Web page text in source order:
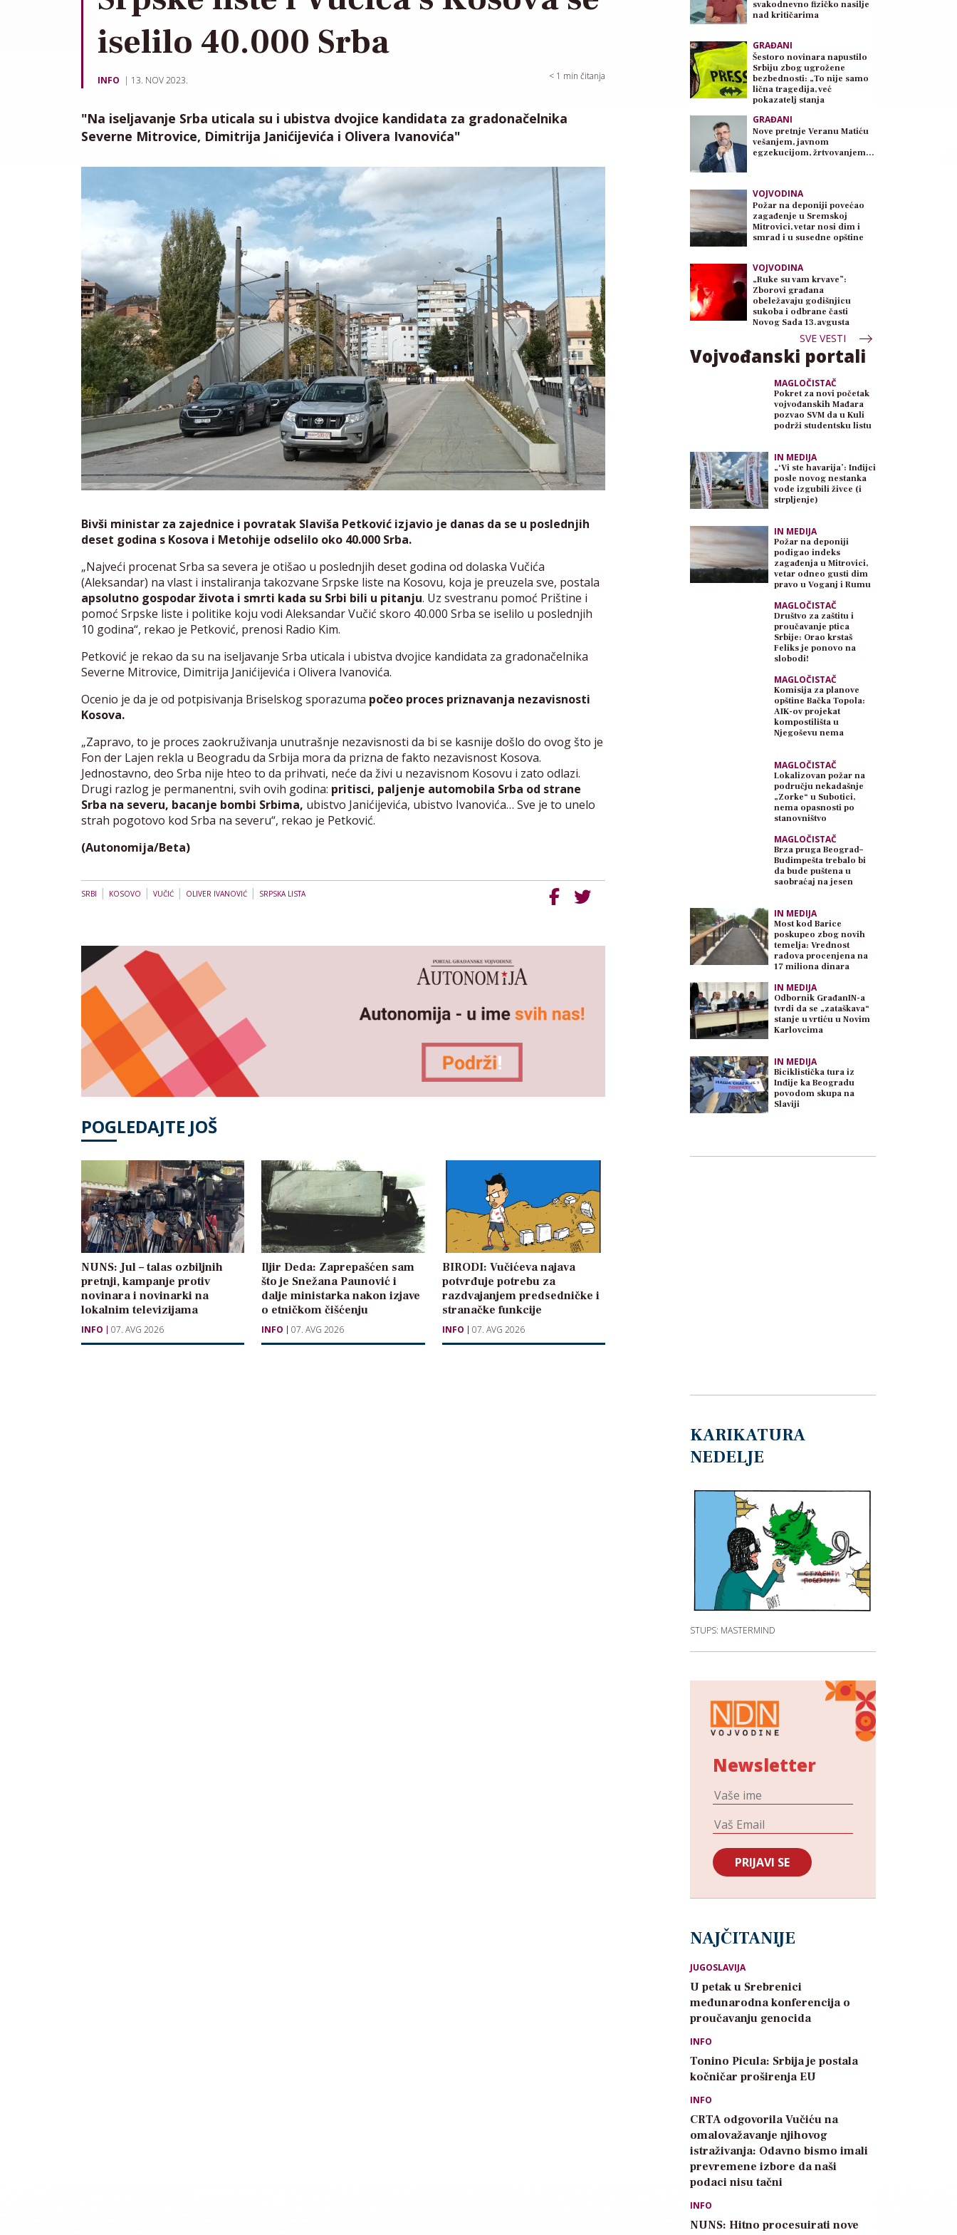
iselilo 40.000 Srba
INFO 13. NOV 2023. < 1 min čitanja
"Na iseljavanje Srba uticala su i ubistva dvojice kandidata za gradonačelnika
Severne Mitrovice, Dimitrija Janićijevića i Olivera Ivanovića"
Bivši ministar za zajednice i povratak Slaviša Petković izjavio je danas da se u poslednjih
deset godina s Kosova i Metohije odselilo oko 40.000 Srba.
„Najveći procenat Srba sa severa je otišao u poslednjih deset godina od dolaska Vučića
(Aleksandar) na vlast i instaliranja takozvane Srpske liste na Kosovu, koja je preuzela sve, postala
apsolutno gospodar života i smrti kada su Srbi bili u pitanju. Uz svestranu pomoć Prištine i
pomoć Srpske liste i politike koju vodi Aleksandar Vučić skoro 40.000 Srba se iselilo u poslednjih
10 godina“, rekao je Petković, prenosi Radio Kim.
Petković je rekao da su na iseljavanje Srba uticala i ubistva dvojice kandidata za gradonačelnika
Severne Mitrovice, Dimitrija Janićijevića i Olivera Ivanovića.
Ocenio je da je od potpisivanja Briselskog sporazuma počeo proces priznavanja nezavisnosti
Kosova.
„Zapravo, to je proces zaokruživanja unutrašnje nezavisnosti da bi se kasnije došlo do ovog što je
Fon der Lajen rekla u Beogradu da Srbija mora da prizna de fakto nezavisnost Kosova.
Jednostavno, deo Srba nije hteo to da prihvati, neće da živi u nezavisnom Kosovu i zato odlazi.
Drugi razlog je permanentni, svih ovih godina: pritisci, paljenje automobila Srba od strane
Srba na severu, bacanje bombi Srbima, ubistvo Janićijevića, ubistvo Ivanovića… Sve je to unelo
strah pogotovo kod Srba na severu“, rekao je Petković.
(Autonomija/Beta)
SRBI | KOSOVO | VUČIĆ | OLIVER IVANOVIĆ | SRPSKA LISTA
POGLEDAJTE JOŠ
NUNS: Jul – talas ozbiljnih
pretnji, kampanje protiv
novinara i novinarki na
lokalnim televizijama
INFO 07. AVG 2026
Iljir Deda: Zaprepašćen sam
što je Snežana Paunović i
dalje ministarka nakon izjave
o etničkom čišćenju
INFO 07. AVG 2026
BIRODI: Vučićeva najava
potvrđuje potrebu za
razdvajanjem predsedničke i
stranačke funkcije
INFO 07. AVG 2026
svakodnevno fizičko nasilje
nad kritičarima
GRAĐANI
Šestoro novinara napustilo
Srbiju zbog ugrožene
bezbednosti: „To nije samo
lična tragedija, već
pokazatelj stanja
GRAĐANI
Nove pretnje Veranu Matiću
vešanjem, javnom
egzekucijom, žrtvovanjem…
VOJVODINA
Požar na deponiji povećao
zagađenje u Sremskoj
Mitrovici, vetar nosi dim i
smrad i u susedne opštine
VOJVODINA
„Ruke su vam krvave”:
Zborovi građana
obeležavaju godišnjicu
sukoba i odbrane časti
Novog Sada 13.avgusta
SVE VESTI
Vojvođanski portali
MAGLOČISTAČ
Pokret za novi početak
vojvođanskih Mađara
pozvao SVM da u Kuli
podrži studentsku listu
IN MEDIJA
„‘Vi ste havarija’: Inđijci
posle novog nestanka
vode izgubili živce (i
strpljenje)
IN MEDIJA
Požar na deponiji
podigao indeks
zagađenja u Mitrovici,
vetar odneo gusti dim
pravo u Voganj i Rumu
MAGLOČISTAČ
Društvo za zaštitu i
proučavanje ptica
Srbije: Orao krstaš
Feliks je ponovo na
slobodi!
MAGLOČISTAČ
Komisija za planove
opštine Bačka Topola:
AIK-ov projekat
kompostilišta u
Njegoševu nema
MAGLOČISTAČ
Lokalizovan požar na
području nekadašnje
„Zorke“ u Subotici,
nema opasnosti po
stanovništvo
MAGLOČISTAČ
Brza pruga Beograd–
Budimpešta trebalo bi
da bude puštena u
saobraćaj na jesen
IN MEDIJA
Most kod Barice
poskupeo zbog novih
temelja: Vrednost
radova procenjena na
17 miliona dinara
IN MEDIJA
Odbornik GrađanIN-a
tvrdi da se „zataškava“
stanje u vrtiću u Novim
Karlovcima
IN MEDIJA
Biciklistička tura iz
Inđije ka Beogradu
povodom skupa na
Slaviji
KARIKATURA
NEDELJE
STUPS: MASTERMIND
Newsletter
NAJČITANIJE
JUGOSLAVIJA
U petak u Srebrenici
međunarodna konferencija o
proučavanju genocida
INFO
Tonino Picula: Srbija je postala
kočničar proširenja EU
INFO
CRTA odgovorila Vučiću na
omalovažavanje njihovog
istraživanja: Odavno bismo imali
prevremene izbore da naši
podaci nisu tačni
INFO
NUNS: Hitno procesuirati nove